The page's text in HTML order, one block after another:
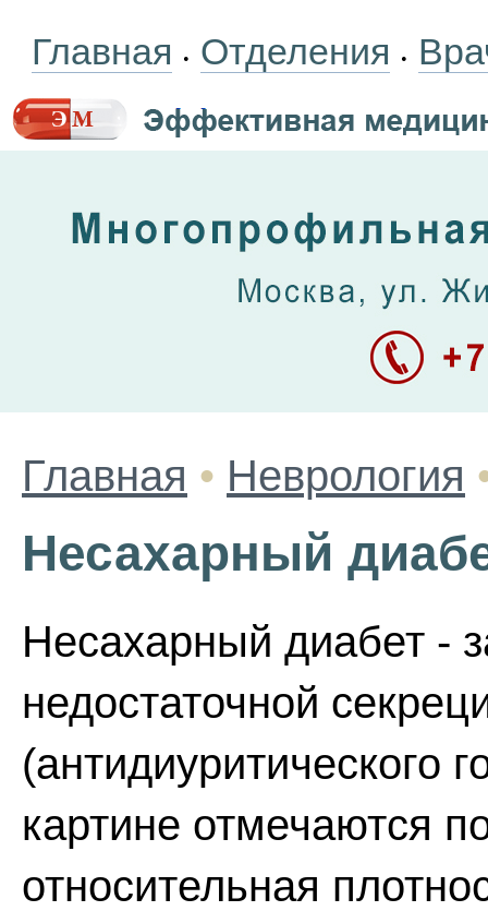
Главная • Отделения •
Главная • Неврология
Несахарный
Несахарный диабет -
недостаточной
(антидиуритического
картине отмечаются
относительная